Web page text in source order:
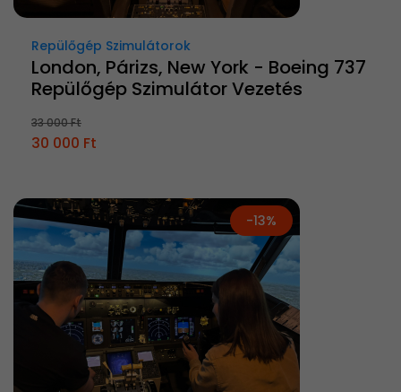
Repülőgép Szimulátorok
London, Párizs, New York - Boeing 737
Repülőgép Szimulátor Vezetés
33 000 Ft
30 000 Ft
-13%